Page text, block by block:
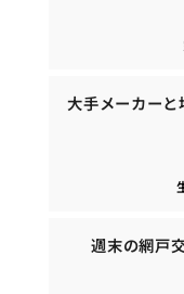
大手メーカー
週末の網戸